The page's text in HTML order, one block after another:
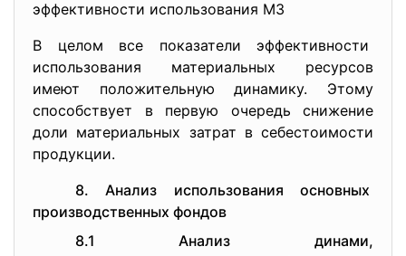
эффективности использования МЗ
В целом все показатели эффективности
использования материальных ресурсов
имеют положительную динамику. Этому
способствует в первую очередь снижение
доли материальных затрат в себестоимости
продукции.
8. Анализ использования основных
производственных фондов
8.1 Анализ динами,